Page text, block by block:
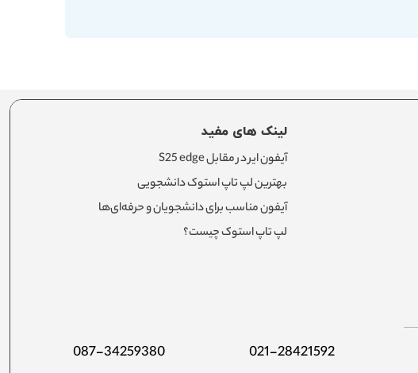
لینک های مفید
آیفون ایر در مقابل S25 edge
بهترین لپ تاپ استوک دانشجویی
آیفون مناسب برای دانشجویان و حرفه‌ای‌ها
لپ تاپ استوک چیست؟
021-28421592
087-34259380